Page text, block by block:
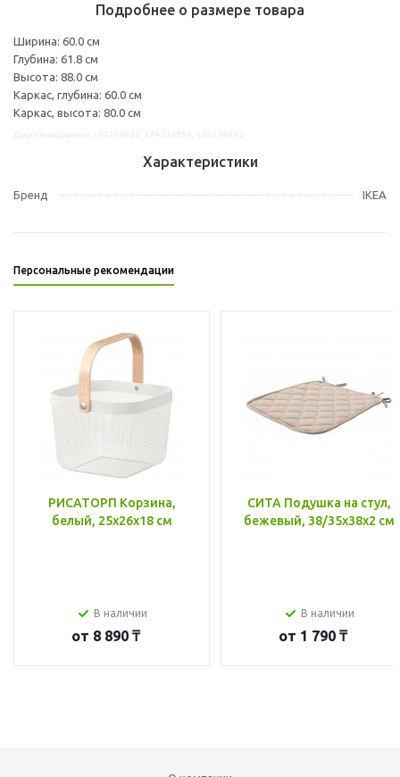
Подробнее о размере товара
Ширина: 60.0 см
Глубина: 61.8 см
Высота: 88.0 см
Каркас, глубина: 60.0 см
Каркас, высота: 80.0 см
Характеристики
Бренд IKEA
Персональные рекомендации
РИСАТОРП Корзина,
белый, 25x26x18 см
В наличии
от 8 890 ₸
СИТА Подушка на стул,
бежевый, 38/35x38x2 см
В наличии
от 1 790 ₸